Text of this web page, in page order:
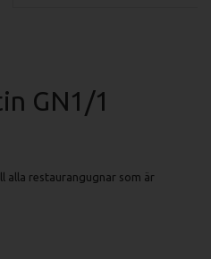
GN1/1
alla restaurangugnar som är